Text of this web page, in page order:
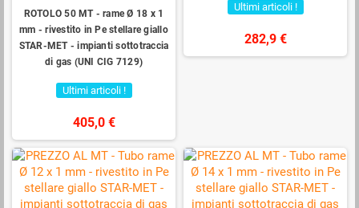
ROTOLO 50 MT - rame Ø 18 x 1
mm - rivestito in Pe stellare giallo
STAR-MET - impianti sottotraccia
di gas (UNI CIG 7129)
Ultimi articoli !
405,0 €
Ultimi articoli !
282,9 €